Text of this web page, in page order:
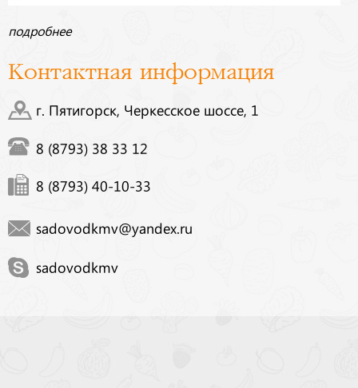
подробнее
Контактная информация
г. Пятигорск, Черкесское шоссе, 1
8 (8793) 38 33 12
8 (8793) 40-10-33
sadovodkmv@yandex.ru
sadovodkmv